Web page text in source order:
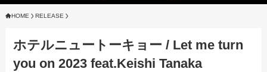
HOME RELEASE
ホテルニュートーキョー / Let me turn
you on 2023 feat.Keishi Tanaka